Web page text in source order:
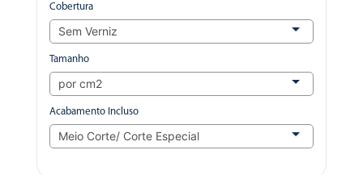
Cobertura
Tamanho
Acabamento Incluso